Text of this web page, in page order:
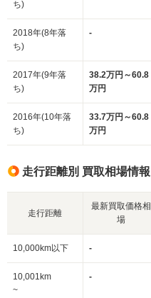
ち)
2018年(8年落
ち)
-
2017年(9年落
ち)
38.2万円～60.8
万円
2016年(10年落
ち)
33.7万円～60.8
万円
走行距離別 買取相場情報
走行距離
最新買取価格相
場
10,000km以下 -
10,001km
~
-